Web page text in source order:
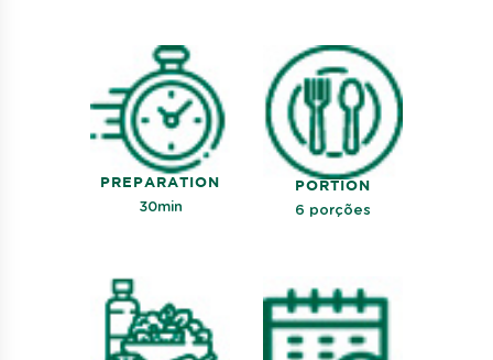
PREPARATION
30min
PORTION
6 porções